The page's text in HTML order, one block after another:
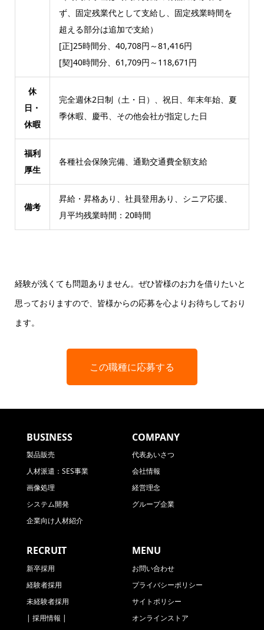
ず、固定残業代として支給し、固定残業時間を
超える部分は追加で支給）
[正]25時間分、40,708円～81,416円
[契]40時間分、61,709円～118,671円
休
日・
休暇
完全週休2日制（土・日）、祝日、年末年始、夏
季休暇、慶弔、その他会社が指定した日
福利
厚生
各種社会保険完備、通勤交通費全額支給
備考
昇給・昇格あり、社員登用あり、シニア応援、
月平均残業時間：20時間
経験が浅くても問題ありません。ぜひ皆様のお力を借りたいと
思っておりますので、皆様からの応募を心よりお待ちしており
ます。
この職種に応募する
BUSINESS
製品販売
人材派遣：SES事業
画像処理
システム開発
企業向け人材紹介
COMPANY
代表あいさつ
会社情報
経営理念
グループ企業
RECRUIT
新卒採用
経験者採用
未経験者採用
| 採用情報 |
MENU
お問い合わせ
プライバシーポリシー
サイトポリシー
オンラインストア